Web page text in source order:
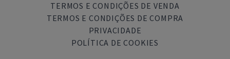
TERMOS E CONDIÇÕES DE VENDA
TERMOS E CONDIÇÕES DE COMPRA
PRIVACIDADE
POLÍTICA DE COOKIES